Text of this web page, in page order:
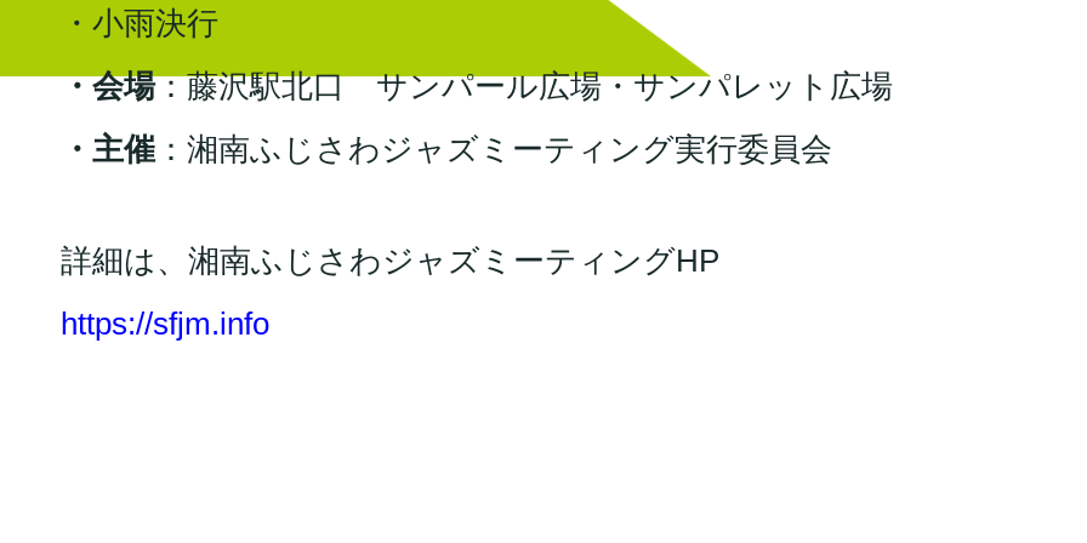
・小雨決行
・会場：藤沢駅北口 サンパール広場・サンパレット広場
・主催：湘南ふじさわジャズミーティング実行委員会
詳細は、湘南ふじさわジャズミーティングHP
https://sfjm.info